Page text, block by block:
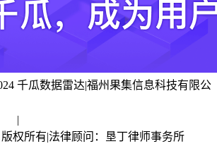
千瓜数据雷达|福州果集信息科技有限公
|
版权所有|法律顾问：垦丁律师事务所